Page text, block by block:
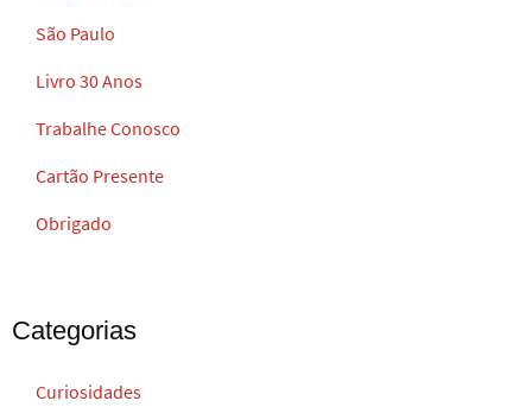
São Paulo
Livro 30 Anos
Trabalhe Conosco
Cartão Presente
Obrigado
Categorias
Curiosidades